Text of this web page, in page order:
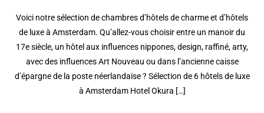
Voici notre sélection de chambres d’hôtels de charme et d’hôtels
de luxe à Amsterdam. Qu’allez-vous choisir entre un manoir du
17e siècle, un hôtel aux influences nippones, design, raffiné, arty,
avec des influences Art Nouveau ou dans l’ancienne caisse
d’épargne de la poste néerlandaise ? Sélection de 6 hôtels de luxe
à Amsterdam Hotel Okura […]